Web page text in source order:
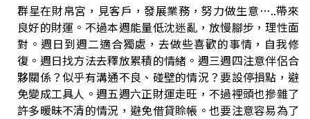
群星在財帛宮，見客戶，發展業務，努力做生意…..帶來
良好的財運。不過本週能量低沈迷亂，放慢腳步，理性面
對。 週日到週二適合獨處，去做些喜歡的事情，自我修
復。週日找方法去釋放累積的情緒。週三週四注意伴侶合
夥關係？似乎有溝通不良、碰壁的情況？要設停損點，避
免變成工具人。週五週六正財運走旺，不過裡頭也摻雜了
許多暖昧不清的情況，避免借貸賒帳。也要注意容易為了